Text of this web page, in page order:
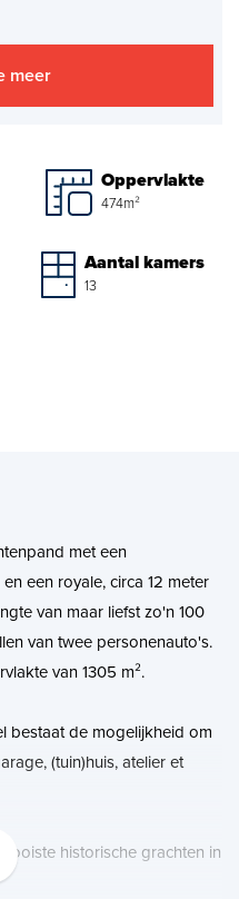
meer
Oppervlakte
474m²
Aantal kamers
13
met een
een royale, circa 12 meter
van maar liefst zo'n 100
van twee personenauto's.
van 1305 m².
bestaat de mogelijkheid om
(tuin)huis, atelier et
historische grachten in